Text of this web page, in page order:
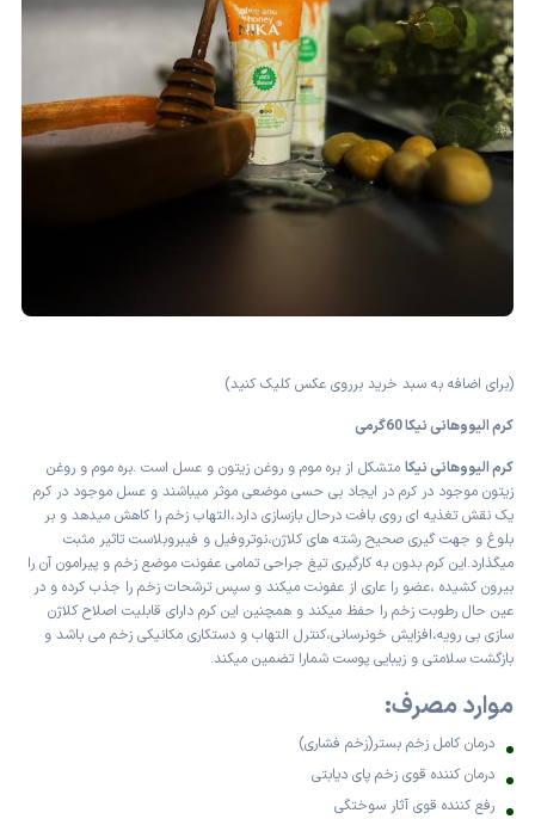
(برای اضافه به سبد خرید برروی عکس کلیک کنید)
کرم الیووهانی نیکا 60گرمی
کرم الیووهانی نیکامتشکل از بره موم و روغن زیتون و عسل است .بره موم و روغن
زیتون موجود در کرم در ایجاد بی حسی موضعی موثر میباشند و عسل موجود در کرم
یک نقش تغذیه ای روی بافت درحال بازسازی دارد،التهاب زخم را کاهش میدهد و بر
بلوغ و جهت گیری صحیح رشته های کلاژن،نوتروفیل و فیبروبلاست تاثیر مثبت
میگذارد.این کرم بدون به کارگیری تیغ جراحی تمامی عفونت موضع زخم و پیرامون آن را
بیرون کشیده ،عضو را عاری از عفونت میکند و سپس ترشحات زخم را جذب کرده و در
عین حال رطوبت زخم را حفظ میکند و همچنین این کرم دارای قابلیت اصلاح کلاژن
سازی بی رویه،افزایش خونرسانی،کنترل التهاب و دستکاری مکانیکی زخم می باشد و
بازگشت سلامتی و زیبایی پوست شمارا تضمین میکند.
موارد مصرف:
درمان کامل زخم بستر(زخم فشاری)
درمان کننده قوی زخم پای دیابتی
رفع کننده قوی آثار سوختگی